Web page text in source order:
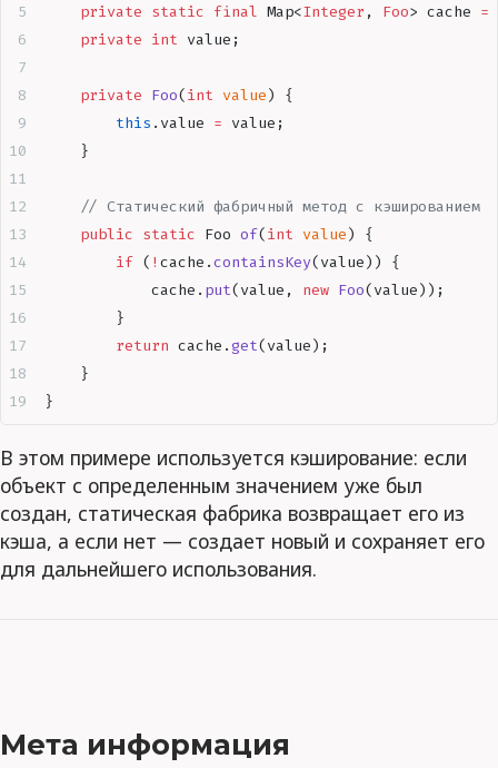
    private
static final Map<Integer , Foo> cache =
    private
int value ;
    private
Foo(int value)
{
        this
. value = value ;
    }
    // Статический фабричный метод с кэшированием
    public
static Foo of(int value)
{
        if
( ! cache .containsKey(value))
{
            cache
. put(value , new Foo(value));
        }
        return
cache .get(value);
    }
}
В этом примере используется кэширование: если
объект с определенным значением уже был
создан, статическая фабрика возвращает его из
кэша, а если нет — создает новый и сохраняет его
для дальнейшего использования.
Мета информация